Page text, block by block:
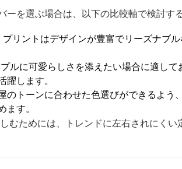
を選ぶ場合は、以下の比較軸で検討す
プリントはデザインが豊富でリーズナブ
プルに可愛らしさを添えたい場合に適し
します。
のトーンに合わせた色選びができるよ
す。
むためには、トレンドに左右されにくい